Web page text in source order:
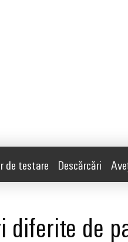
de testare Descărcări
diferite de